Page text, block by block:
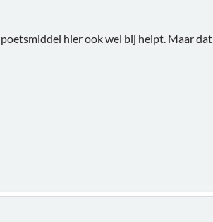
hier ook wel bij helpt. Maar dat